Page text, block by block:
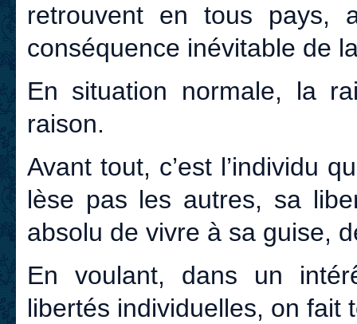
retrouvent en tous pays,
conséquence inévitable de
En situation normale, la
raison.
Avant tout, c’est l’individu
lèse pas les autres, sa
absolu de vivre à sa guise,
En voulant, dans un
libertés individuelles, on fait